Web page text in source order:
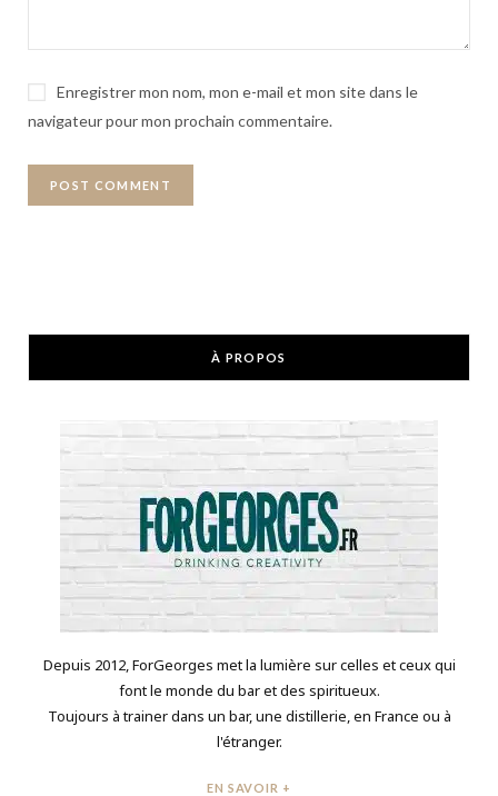
Enregistrer mon nom, mon e-mail et mon site dans le
navigateur pour mon prochain commentaire.
À PROPOS
Depuis 2012, ForGeorges met la lumière sur celles et ceux qui
font le monde du bar et des spiritueux.
Toujours à trainer dans un bar, une distillerie, en France ou à
l'étranger.
EN SAVOIR +